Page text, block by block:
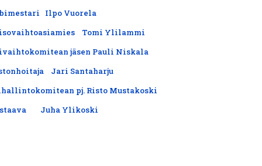
Ilpo Vuorela
Tomi Ylilammi
jäsen Pauli Niskala
Jari Santaharju
pj. Risto Mustakoski
Juha Ylikoski